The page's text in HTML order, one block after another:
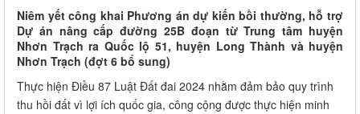
Niêm yết công khai Phương án dự kiến bồi thường, hỗ trợ
Dự án nâng cấp đường 25B đoạn từ Trung tâm huyện
Nhơn Trạch ra Quốc lộ 51, huyện Long Thành và huyện
Nhơn Trạch (đợt 6 bổ sung)
Thực hiện Điều 87 Luật Đất đai 2024 nhằm đảm bảo quy trình
thu hồi đất vì lợi ích quốc gia, công cộng được thực hiện minh